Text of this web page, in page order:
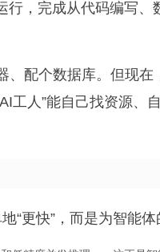
，完成从代码编写、
、配个数据库。但现在
工人”能自己找资源、
更快”，而是为智能体